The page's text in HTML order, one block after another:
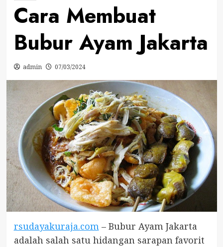
Cara Membuat
Bubur Ayam Jakarta
admin 07/03/2024
rsudayakuraja.com– Bubur Ayam Jakarta
adalah salah satu hidangan sarapan favorit